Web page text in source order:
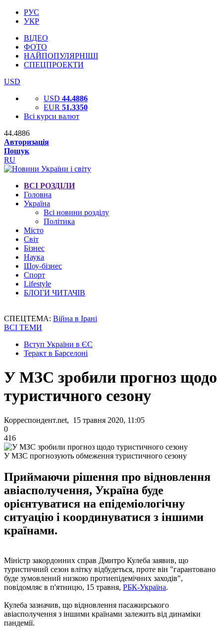
РУС
УКР
ВІДЕО
ФОТО
НАЙПОПУЛЯРНІШІ
СПЕЦПРОЕКТИ
USD
USD 44.4886
EUR 51.3350
Всі курси валют
44.4886
Авторизація
Пошук
RU
ВСІ РОЗДІЛИ
Головна
Україна
Всі новини розділу
Політика
Місто
Світ
Бізнес
Наука
Шоу-бізнес
Спорт
Lifestyle
БЛОГИ ЧИТАЧІВ
СПЕЦТЕМА: Війна в Ірані
ВСІ ТЕМИ
Вступ України в ЄС
Теракт в Барселоні
У МЗС зробили прогноз щодо
туристичного сезону
Корреспондент.net, 15 травня 2020, 11:05
0
416
У МЗС прогнозують обмеження туристичного сезону
Приймаючи рішення про відновлення
авіасполучення, Україна буде
орієнтуватися на епідеміологічну
ситуацію і координуватися з іншими
країнами.
Міністр закордонних справ Дмитро Кулеба заявив, що
туристичний сезон влітку відбудеться, проте він "гарантовано
буде зумовлений низкою протиепідемічних заходів",
повідомляє в п'ятницю, 15 травня, РБК-Україна.
Кулеба зазначив, що відновлення пасажирського
авіасполучення з іншими країнами залежить від динаміки
пандемії.